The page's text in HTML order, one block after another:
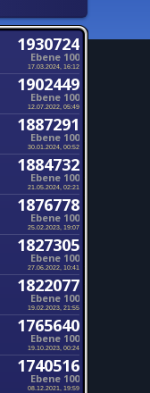
1930724
Ebene 100
17.03.2024, 16:12
1902449
Ebene 100
12.07.2022, 05:49
1887291
Ebene 100
30.01.2024, 00:52
1884732
Ebene 100
21.05.2024, 02:21
1876778
Ebene 100
25.02.2023, 19:07
1827305
Ebene 100
27.06.2022, 10:41
1822077
Ebene 100
19.02.2023, 21:55
1765640
Ebene 100
19.10.2023, 00:24
1740516
Ebene 100
08.12.2021, 19:59